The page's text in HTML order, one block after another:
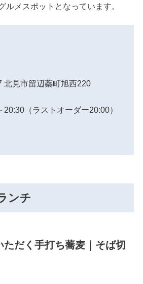
ルメスポットとなっています。
北見市留辺蘂町旭西220
（ラストオーダー20:00）
ンチ
ただく手打ち蕎麦｜そば切